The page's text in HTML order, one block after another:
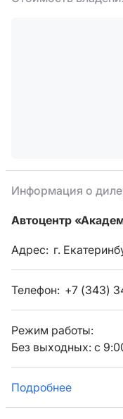
Информация о
Автоцентр
Адрес: г.
Телефон: +7 (343)
Режим работы:
Без выходных: с
Подробнее